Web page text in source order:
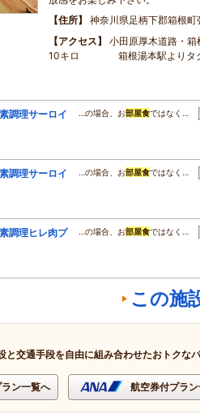
住所
神奈川県足柄下郡箱根
アクセス
小田原厚木道路・箱
10キロ 箱根湯本駅よりタク
調理サーロイ
…の場合、お部屋食ではなく…
調理サーロイ
…の場合、お部屋食ではなく…
調理ヒレ肉プ
…の場合、お部屋食ではなく…
この施
と交通手段を自由に組み合わせたおトクな
ン一覧へ 航空券付プラ